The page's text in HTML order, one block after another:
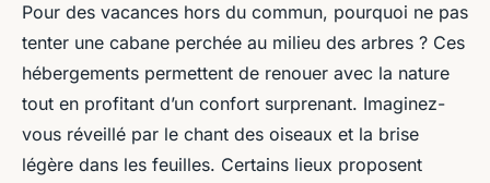
Antoine•20 juin 2024 •2 min de lecture
Pour des vacances hors du commun, pourquoi ne pas
tenter une cabane perchée au milieu des arbres ? Ces
hébergements permettent de renouer avec la nature
tout en profitant d’un confort surprenant. Imaginez-
vous réveillé par le chant des oiseaux et la brise
légère dans les feuilles. Certains lieux proposent